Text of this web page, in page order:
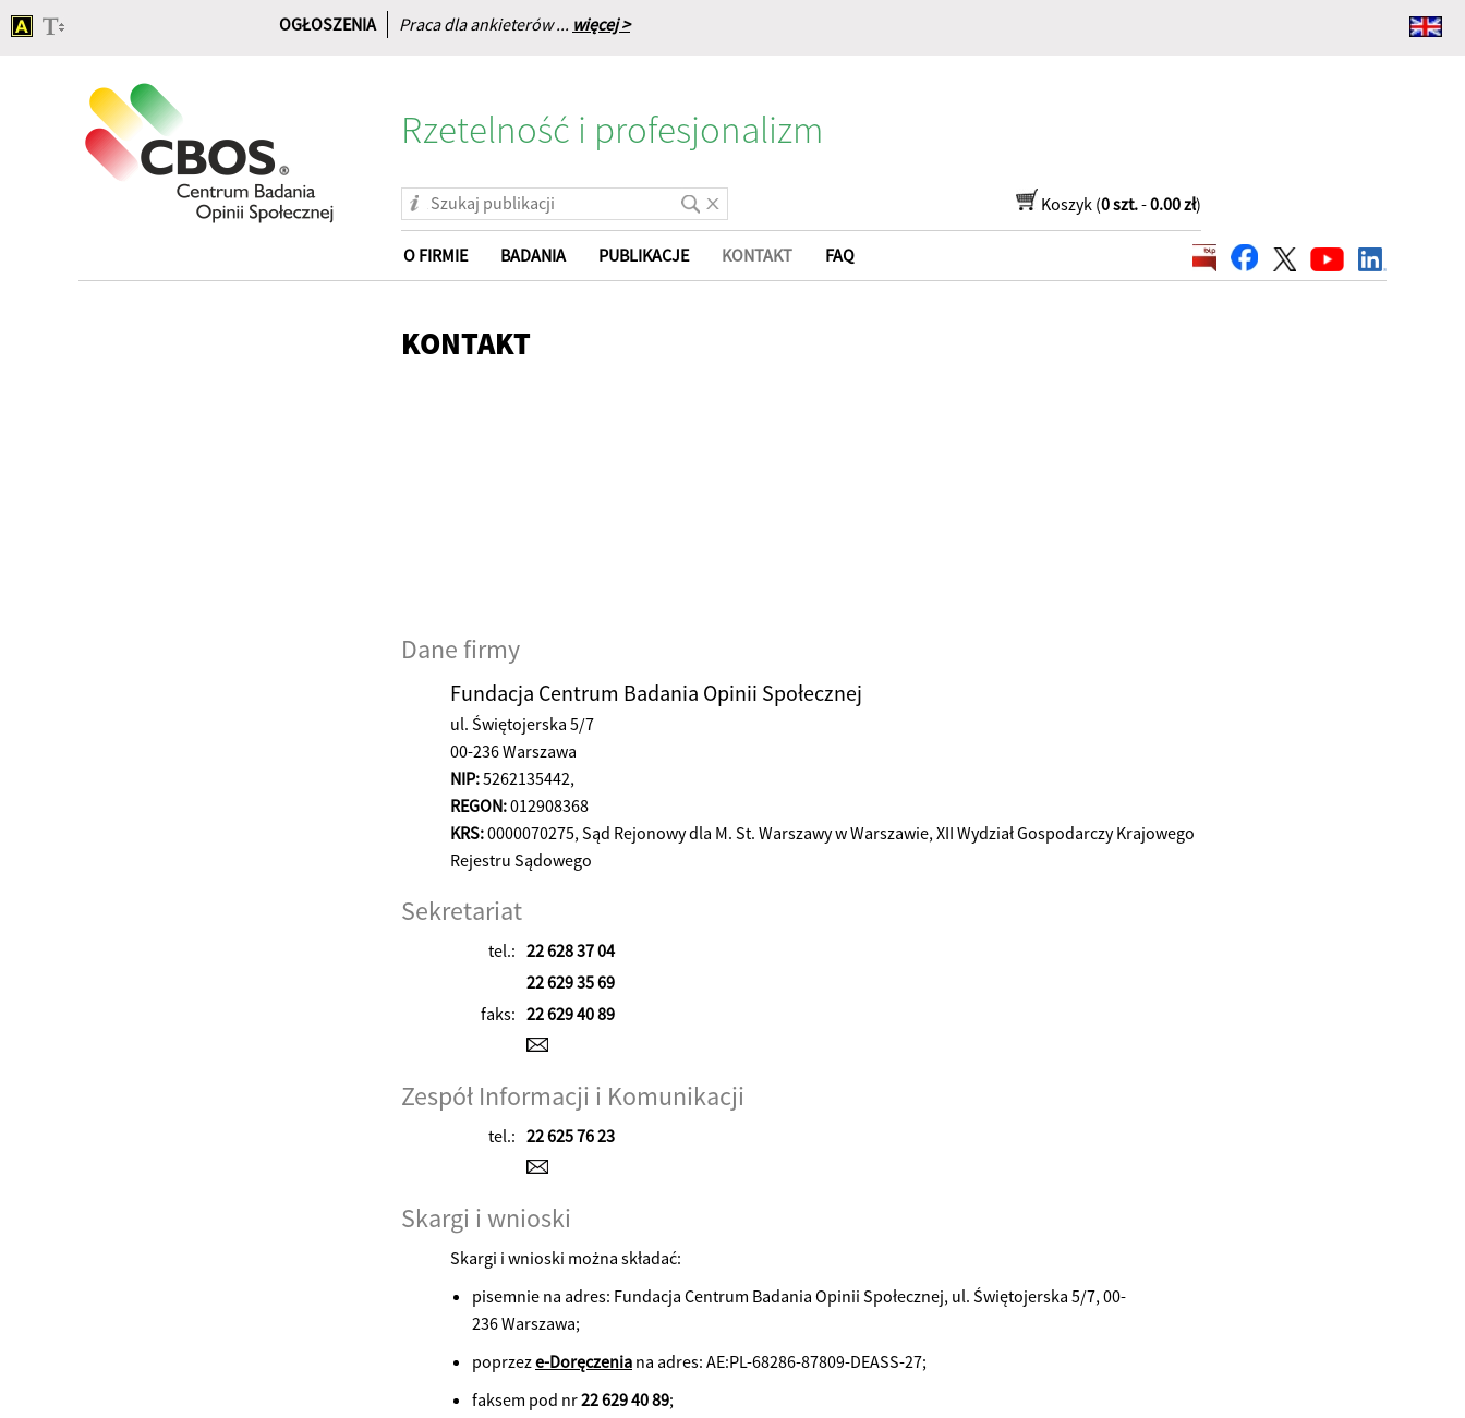
OGŁOSZENIA Praca dla ankieterów ... więcej >
główna
Rzetelność i profesjonalizm
Koszyk (0 szt.-0.00 zł)
O FIRMIE BADANIA PUBLIKACJE KONTAKT FAQ
KONTAKT
Dane firmy
Fundacja Centrum Badania Opinii Społecznej
ul. Świętojerska 5/7
00-236 Warszawa
NIP:5262135442,
REGON:012908368
KRS:0000070275, Sąd Rejonowy dla M. St. Warszawy w Warszawie, XII Wydział Gospodarczy Krajowego
Rejestru Sądowego
Sekretariat
tel.: 22 628 37 04
22 629 35 69
faks: 22 629 40 89
Zespół Informacji i Komunikacji
tel.: 22 625 76 23
Skargi i wnioski
Skargi i wnioski można składać:
pisemnie na adres: Fundacja Centrum Badania Opinii Społecznej, ul. Świętojerska 5/7, 00-
236 Warszawa;
poprzeze-Doręczenia na adres: AE:PL-68286-87809-DEASS-27;
faksem pod nr22 629 40 89;